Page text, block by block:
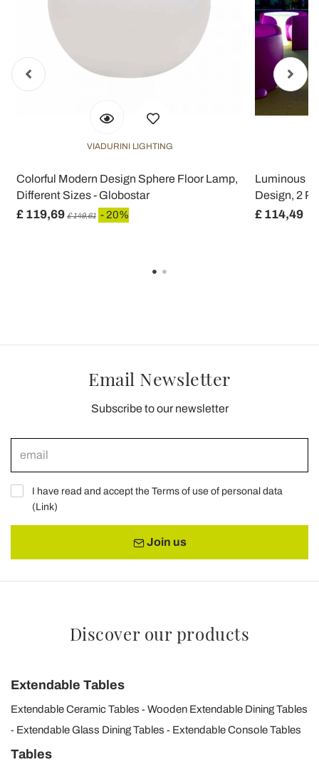
VIADURINI LIGHTING
Colorful Modern Design Sphere Floor Lamp,
Different Sizes - Globostar
£ 119,69 £ 149,61 - 20%
Luminous
Design, 2
£ 114,49
Email Newsletter
Subscribe to our newsletter
I have read and accept the Terms of use of personal data
(Link)
Join us
Discover our products
Extendable Tables
Extendable Ceramic Tables
Wooden Extendable Dining Tables
Extendable Glass Dining Tables
Extendable Console Tables
Tables